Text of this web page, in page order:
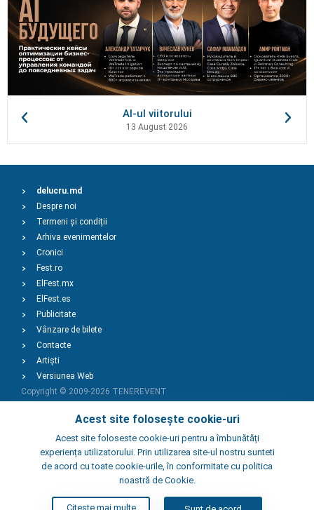
AI-ul viitorului
13 August 2026
Acest site folosește cookie-uri
Acest site foloseste cookie-uri pentru a îmbunătăți
experiența utilizatorului. Prin utilizarea site-ul nostru sunteti
de acord cu toate cookie-urile, în conformitate cu politica
noastră de Cookie.
Citeste mai multe
delucru.md
Despre noi
Termeni și condiții
Arhiva evenimentelor
Cronici
Fest.ro
ElFest.mx
ElFest.es
Publicitate
Vânzare de bilete
Contacte
Artiști
Versiunea Web
Copyright © 2009-2026 TENEREVENT
Adaugă Eveniment
Adaugă Local